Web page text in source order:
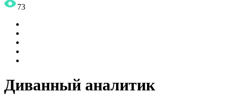
73
Диванный аналитик